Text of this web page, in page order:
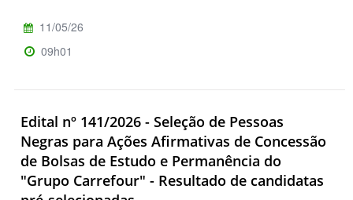
11/05/26
09h01
Edital nº 141/2026 - Seleção de Pessoas
Negras para Ações Afirmativas de Concessão
de Bolsas de Estudo e Permanência do
"Grupo Carrefour" - Resultado de candidatas